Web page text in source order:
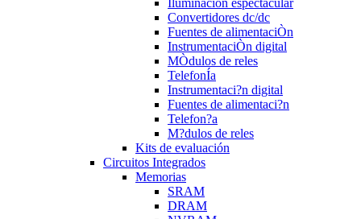
Iluminacion espectacular
Convertidores dc/dc
Fuentes de alimentaciÒn
InstrumentaciÒn digital
MÒdulos de reles
TelefonÍa
Instrumentaci?n digital
Fuentes de alimentaci?n
Telefon?a
M?dulos de reles
Kits de evaluación
Circuitos Integrados
Memorias
SRAM
DRAM